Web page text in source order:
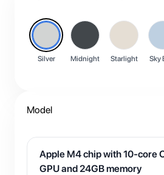
Silver Midnight Starlight Sky
Model
Apple M4 chip with 10-core
GPU and 24GB memory